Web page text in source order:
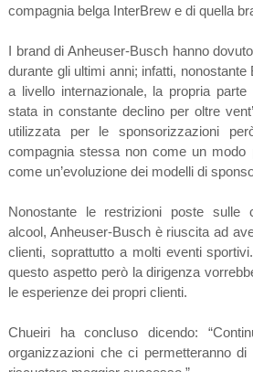
compagnia belga InterBrew e di quella
I brand di Anheuser-Busch hanno
durante gli ultimi anni; infatti,
a livello internazionale, la propria
stata in constante declino per oltre
utilizzata per le sponsorizzazioni
compagnia stessa non come un
come un’evoluzione dei modelli di
Nonostante le restrizioni poste sulle
alcool, Anheuser-Busch è riuscita ad
clienti, soprattutto a molti eventi
questo aspetto però la dirigenza
le esperienze dei propri clienti.
Chueiri ha concluso dicendo:
organizzazioni che ci permetteranno